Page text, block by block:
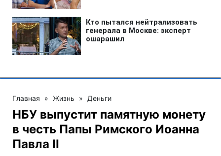
Главная » Жизнь » Деньги
НБУ выпустит памятную монету
в честь Папы Римского Иоанна
Павла II